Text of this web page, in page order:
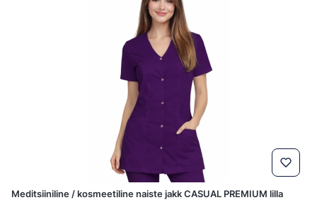
Meditsiiniline / kosmeetiline naiste jakk CASUAL PREMIUM lilla